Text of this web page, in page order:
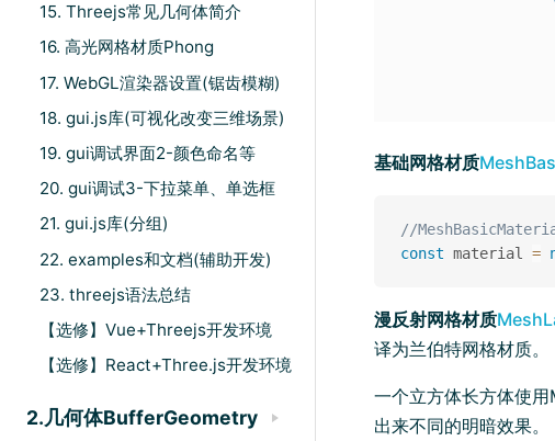
15. Threejs常见几何体简介
16. 高光网格材质Phong
17. WebGL渲染器设置(锯齿模糊)
18. gui.js库(可视化改变三维场景)
19. gui调试界面2-颜色命名等
20. gui调试3-下拉菜单、单选框
21. gui.js库(分组)
22. examples和文档(辅助开发)
23. threejs语法总结
【选修】Vue+Threejs开发环境
【选修】React+Three.js开发环境
2.几何体BufferGeometry
基础网格材质
//
const material =
漫反射网格材质
译为兰伯特网格材质。
一个立方体长方体使
出来不同的明暗效果。